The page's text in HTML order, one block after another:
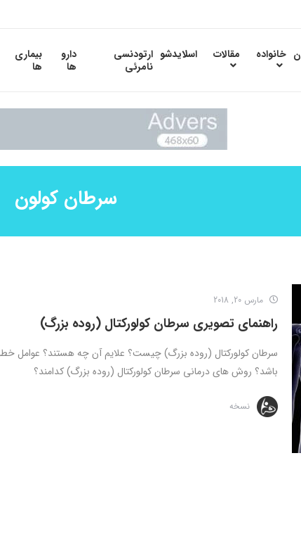
خانواده مقالات اسلایدشو ارتودنسی
نامرئی
دارو
ها
بیماری
ها
سرطان کولون
مارس 20, 2018
راهنمای تصویری سرطان کولورکتال (روده بزرگ)
سرطان کولورکتال (روده بزرگ) چیست؟ علایم آن چه هستند؟ عوامل
باشد؟ روش های درمانی سرطان کولورکتال (روده بزرگ) کدامند؟
نسخه